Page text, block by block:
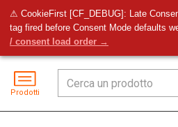
⚠ CookieFirst [CF_DEBUG]: Late
tag fired before Consent Mode defaults
/ consent load order →
Prodotti